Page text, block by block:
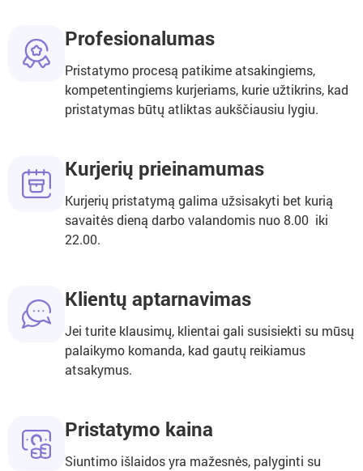
Profesionalumas
Pristatymo procesą patikime atsakingiems,
kompetentingiems kurjeriams, kurie užtikrins, kad
pristatymas būtų atliktas aukščiausiu lygiu.
Kurjerių prieinamumas
Kurjerių pristatymą galima užsisakyti bet kurią
savaitės dieną darbo valandomis nuo 8.00 iki
22.00.
Klientų aptarnavimas
Jei turite klausimų, klientai gali susisiekti su mūsų
palaikymo komanda, kad gautų reikiamus
atsakymus.
Pristatymo kaina
Siuntimo išlaidos yra mažesnės, palyginti su